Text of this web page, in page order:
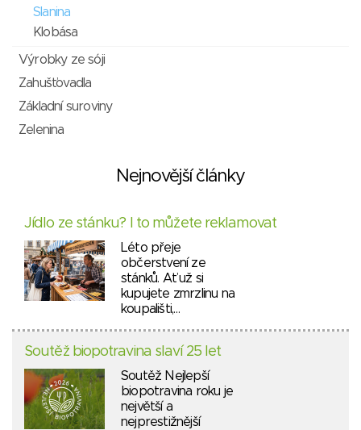
Slanina
Klobása
Výrobky ze sóji
Zahušťovadla
Základní suroviny
Zelenina
Nejnovější články
Jídlo ze stánku? I to můžete reklamovat
Léto přeje
občerstvení ze
stánků. Ať už si
kupujete zmrzlinu na
koupališti,…
Soutěž biopotravina slaví 25 let
Soutěž Nejlepší
biopotravina roku je
největší a
nejprestižnější